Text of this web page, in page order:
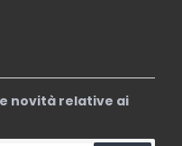
novità relative ai